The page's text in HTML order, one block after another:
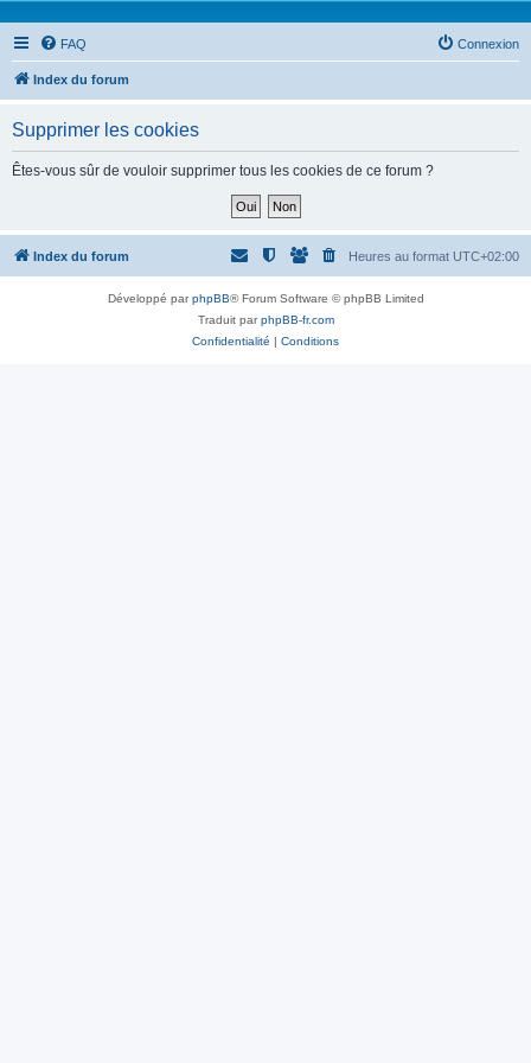
FAQ Connexion
Index du forum
Supprimer les cookies
Êtes-vous sûr de vouloir supprimer tous les cookies de ce forum ?
Index du forum Heures au format UTC+02:00
Développé parphpBB® Forum Software © phpBB Limited
Traduit parphpBB-fr.com
Confidentialité | Conditions